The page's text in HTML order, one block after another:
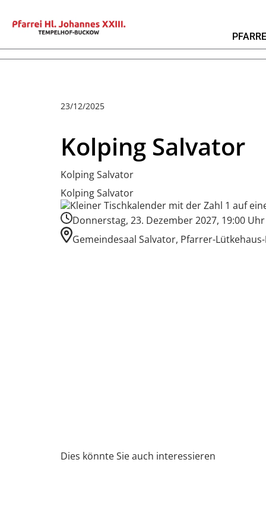
23/12/2025
Kolping Salvator
Kolping Salvator
Kolping Salvator
Donnerstag, 23. Dezember 2027, 19:00 Uhr
Gemeindesaal Salvator, Pfarrer-
Dies könnte Sie auch interessieren